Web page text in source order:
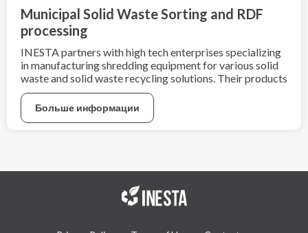
Municipal Solid Waste Sorting and RDF
processing
INESTA partners with high tech enterprises specializing
in manufacturing shredding equipment for various solid
waste and solid waste recycling solutions. Their products
already are widely exported now covering more than 20
countries globally.
Больше информации